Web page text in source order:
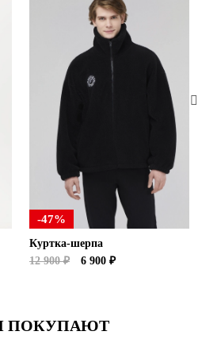
-47%
Куртка-шерпа
12 900 ₽
6 900 ₽
ПОКУПАЮТ